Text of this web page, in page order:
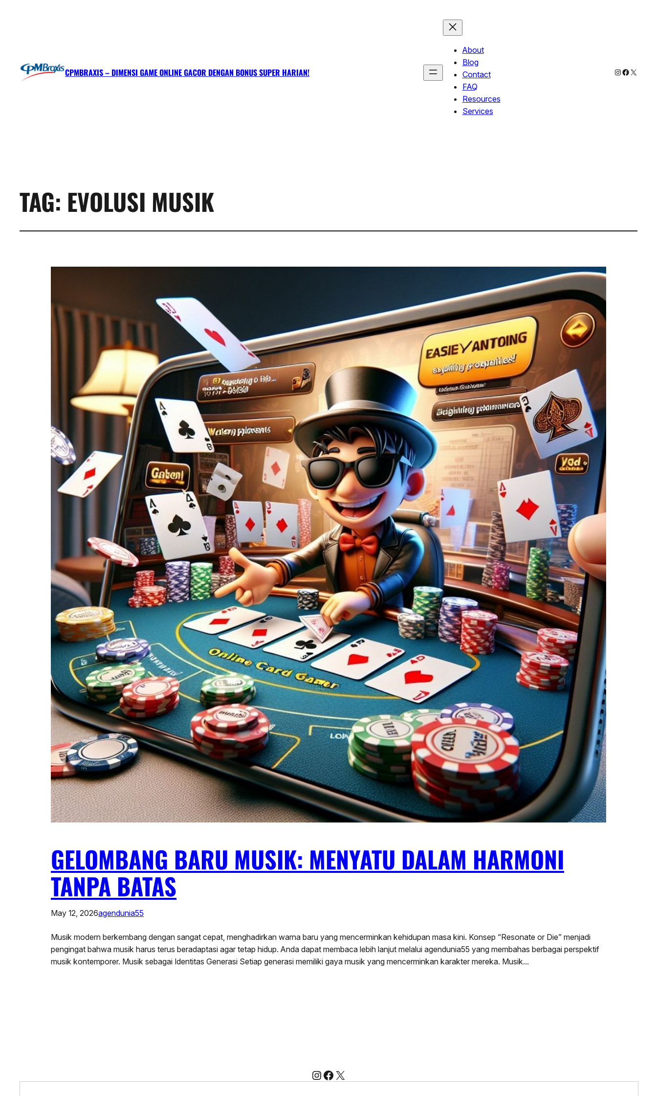
CPMBRAXIS – DIMENSI GAME ONLINE GACOR DENGAN BONUS SUPER HARIAN!
About
Blog
Contact
FAQ
Resources
Services
Instagram
X
TAG: EVOLUSI MUSIK
GELOMBANG BARU MUSIK: MENYATU DALAM HARMONI
TANPA BATAS
May 12, 2026agendunia55
Musik modern berkembang dengan sangat cepat, menghadirkan warna baru yang mencerminkan kehidupan masa kini. Konsep “Resonate or Die” menjadi
pengingat bahwa musik harus terus beradaptasi agar tetap hidup. Anda dapat membaca lebih lanjut melalui agendunia55 yang membahas berbagai perspektif
musik kontemporer. Musik sebagai Identitas Generasi Setiap generasi memiliki gaya musik yang mencerminkan karakter mereka. Musik…
Instagram
Facebook
X